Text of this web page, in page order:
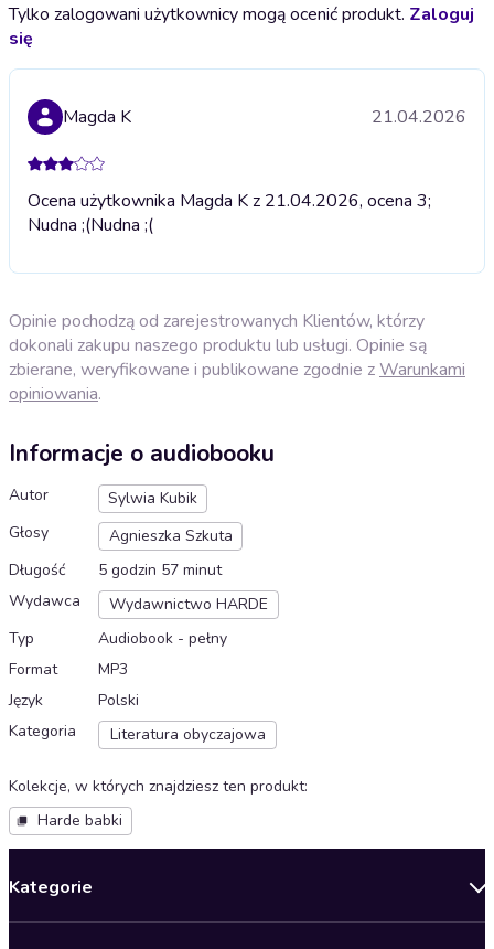
Tylko zalogowani użytkownicy mogą ocenić produkt. Zaloguj
się
Magda K 21.04.2026
Ocena użytkownika Magda K z 21.04.2026, ocena 3;
Nudna ;(Nudna ;(
Opinie pochodzą od zarejestrowanych Klientów, którzy
dokonali zakupu naszego produktu lub usługi. Opinie są
zbierane, weryfikowane i publikowane zgodnie zWarunkami
opiniowania.
Informacje o audiobooku
Autor
Sylwia Kubik
Głosy
Agnieszka Szkuta
Długość
5 godzin 57 minut
Wydawca
Wydawnictwo HARDE
Typ
Audiobook - pełny
Format
MP3
Język
Polski
Kategoria
Literatura obyczajowa
Kolekcje, w których znajdziesz ten produkt:
Harde babki
Kategorie